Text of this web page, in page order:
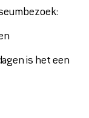
is het een